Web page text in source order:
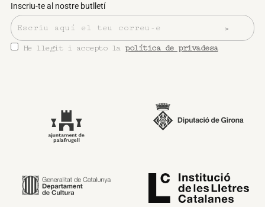
Inscriu-te al nostre butlletí
He llegit i accepto la política de privadesa